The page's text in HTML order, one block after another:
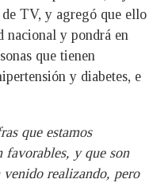
TV, y agregó que ello
nacional y pondrá en
que tienen
y diabetes, e
que estamos
favorables, y que son
realizando, pero